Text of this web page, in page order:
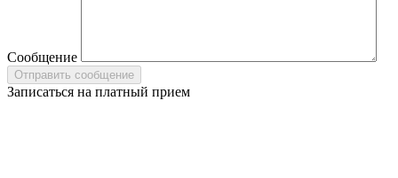
Сообщение
Записаться на платный прием